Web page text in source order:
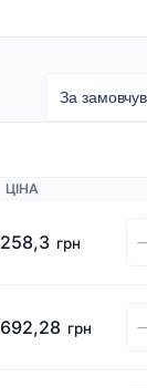
ЦІНА
258,3 грн
692,28 грн